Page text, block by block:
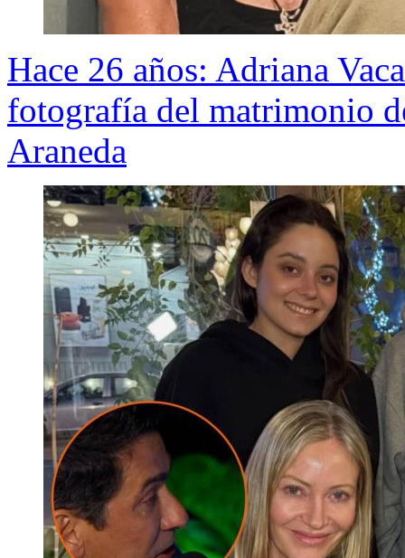
Hace 26 años: Adriana
fotografía del matrimonio
Araneda